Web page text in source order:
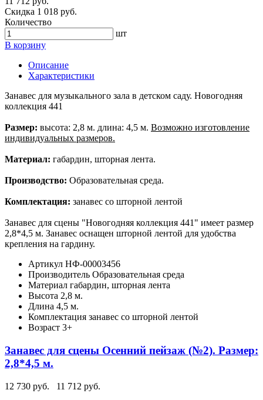
Скидка 1 018 руб.
Количество
шт
В корзину
Описание
Характеристики
Занавес для музыкального зала в детском саду. Новогодняя
коллекция 441
Размер: высота: 2,8 м. длина: 4,5 м. Возможно изготовление
индивидуальных размеров.
Материал: габардин, шторная лента.
Производство: Образовательная среда.
Комплектация: занавес со шторной лентой
Занавес для сцены "Новогодняя коллекция 441" имеет размер
2,8*4,5 м. Занавес оснащен шторной лентой для удобства
крепления на гардину.
Артикул НФ-00003456
Производитель Образовательная среда
Материал габардин, шторная лента
Высота 2,8 м.
Длина 4,5 м.
Комплектация занавес со шторной лентой
Возраст 3+
Занавес для сцены Осенний пейзаж (№2). Размер:
2,8*4,5 м.
12 730 руб.
11 712 руб.